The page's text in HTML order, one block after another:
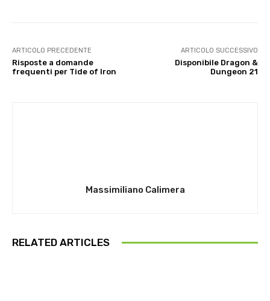
ARTICOLO PRECEDENTE
Risposte a domande
frequenti per Tide of Iron
ARTICOLO SUCCESSIVO
Disponibile Dragon &
Dungeon 21
Massimiliano Calimera
RELATED ARTICLES